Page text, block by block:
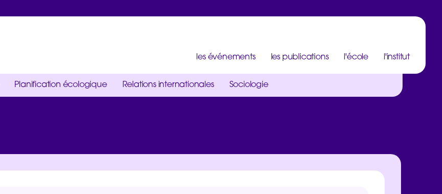
l'institut
l'école
les publications
les événements
Planification écologique Relations internationales Sociologie